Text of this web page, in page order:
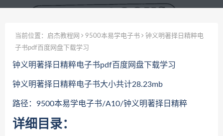
当前位置： 启杰教程网 9500本易学电子书
钟义明著择日精粹电
子书pdf百度网盘下载学习
钟义明著择日精粹电子书pdf百度网盘下载学习
钟义明著择日精粹电子书大小共计28.23mb
路径：9500本易学电子书/A10/钟义明著择日精粹
详细目录：